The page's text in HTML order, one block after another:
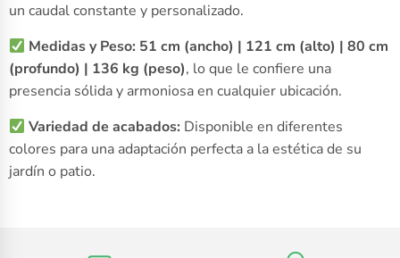
un caudal constante y personalizado.
Medidas y Peso: 51 cm (ancho) | 121 cm (alto) | 80 cm
(profundo) | 136 kg (peso), lo que le confiere una
presencia sólida y armoniosa en cualquier ubicación.
Variedad de acabados: Disponible en diferentes
colores para una adaptación perfecta a la estética de su
jardín o patio.